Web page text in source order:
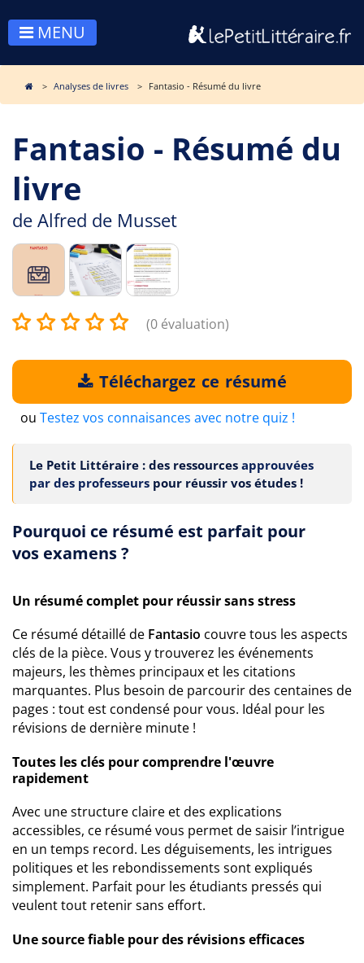
MENU
Analyses de livres Fantasio - Résumé du livre
Fantasio - Résumé du
livre
de Alfred de Musset
(0 évaluation)
Téléchargez ce résumé
ou Testez vos connaisances avec notre quiz !
Le Petit Littéraire : des ressources approuvées
par des professeurs pour réussir vos études !
Pourquoi ce résumé est parfait pour
vos examens ?
Un résumé complet pour réussir sans stress
Ce résumé détaillé de Fantasio couvre tous les aspects
clés de la pièce. Vous y trouverez les événements
majeurs, les thèmes principaux et les citations
marquantes. Plus besoin de parcourir des centaines de
pages : tout est condensé pour vous. Idéal pour les
révisions de dernière minute !
Toutes les clés pour comprendre l'œuvre
rapidement
Avec une structure claire et des explications
accessibles, ce résumé vous permet de saisir l’intrigue
en un temps record. Les déguisements, les intrigues
politiques et les rebondissements sont expliqués
simplement. Parfait pour les étudiants pressés qui
veulent tout retenir sans effort.
Une source fiable pour des révisions efficaces